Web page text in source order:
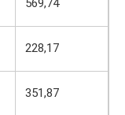
569,74
228,17
351,87